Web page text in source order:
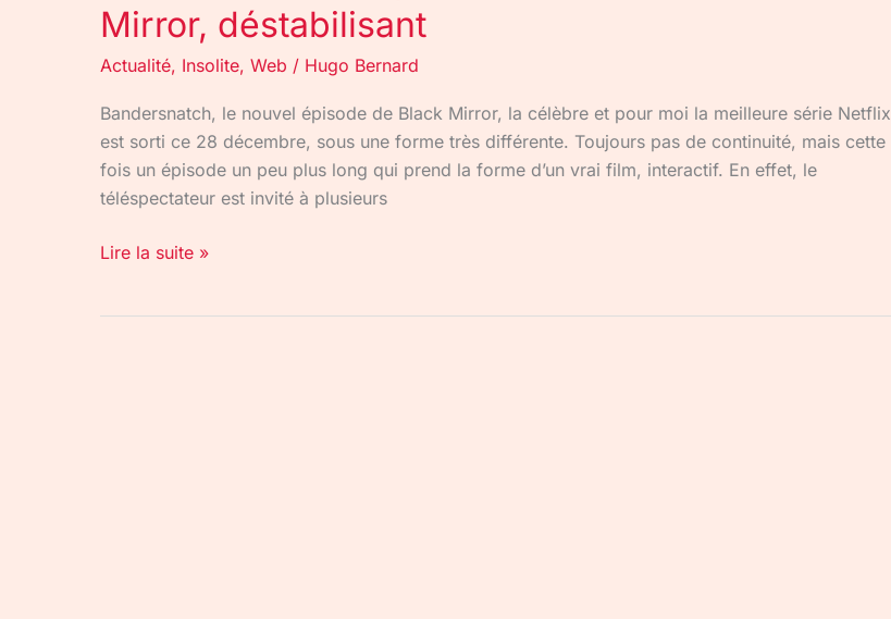
Mirror, déstabilisant
Actualité, Insolite, Web / Hugo Bernard
Bandersnatch, le nouvel épisode de Black Mirror, la célèbre et pour moi la meilleure série Netflix
est sorti ce 28 décembre, sous une forme très différente. Toujours pas de continuité, mais cette
fois un épisode un peu plus long qui prend la forme d’un vrai film, interactif. En effet, le
téléspectateur est invité à plusieurs
Lire la suite »